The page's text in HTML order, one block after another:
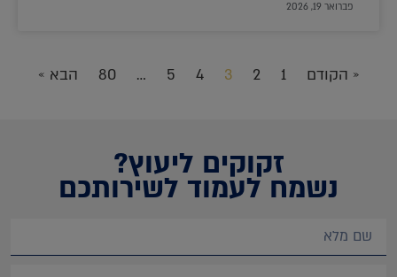
פברואר 19, 2026
« הקודם 1
2
3
4
5
…
80 הבא »
זקוקים ליעוץ?
נשמח לעמוד לשירותכם